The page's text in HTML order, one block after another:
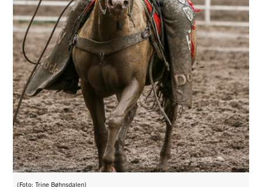
(Foto: Trine Bøhnsdalen)